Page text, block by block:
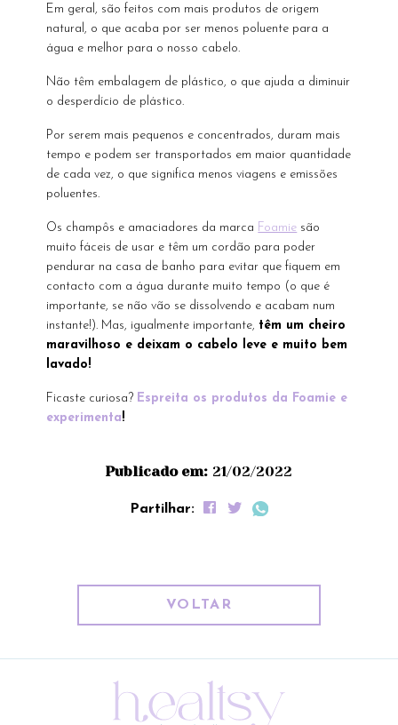
Em geral, são feitos com mais produtos de origem
natural, o que acaba por ser menos poluente para a
água e melhor para o nosso cabelo.
Não têm embalagem de plástico, o que ajuda a diminuir
o desperdício de plástico.
Por serem mais pequenos e concentrados, duram mais
tempo e podem ser transportados em maior quantidade
de cada vez, o que significa menos viagens e emissões
poluentes.
Os champôs e amaciadores da marca Foamie são
muito fáceis de usar e têm um cordão para poder
pendurar na casa de banho para evitar que fiquem em
contacto com a água durante muito tempo (o que é
importante, se não vão se dissolvendo e acabam num
instante!). Mas, igualmente importante, têm um cheiro
maravilhoso e deixam o cabelo leve e muito bem
lavado!
Ficaste curiosa? Espreita os produtos da Foamie e
experimenta!
Publicado em: 21/02/2022
Partilhar:
VOLTAR